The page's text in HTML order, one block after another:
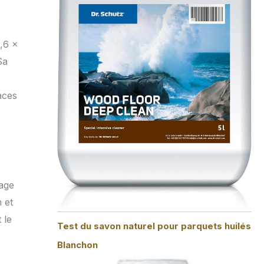
x
et
le
Test du savon naturel pour parquets huilés
Blanchon